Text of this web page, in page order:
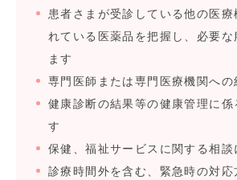
患者さまが受診している他の医療
れている医薬品を把握し、必要
ます
専門医師または専門医療機関への
健康診断の結果等の健康管理に係
す
保健、福祉サービスに関する相談
診療時間外を含む、緊急時の対応